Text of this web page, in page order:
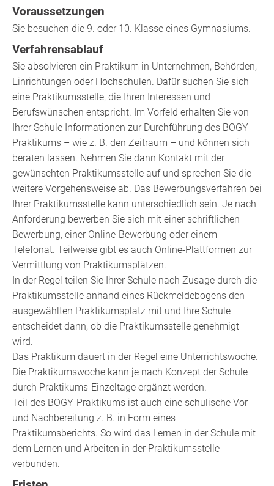
Voraussetzungen
Sie besuchen die 9. oder 10. Klasse eines Gymnasiums.
Verfahrensablauf
Sie absolvieren ein Praktikum in Unternehmen, Behörden,
Einrichtungen oder Hochschulen. Dafür suchen Sie sich
eine Praktikumsstelle, die Ihren Interessen und
Berufswünschen entspricht. Im Vorfeld erhalten Sie von
Ihrer Schule Informationen zur Durchführung des BOGY-
Praktikums – wie z. B. den Zeitraum – und können sich
beraten lassen. Nehmen Sie dann Kontakt mit der
gewünschten Praktikumsstelle auf und sprechen Sie die
weitere Vorgehensweise ab. Das Bewerbungsverfahren bei
Ihrer Praktikumsstelle kann unterschiedlich sein. Je nach
Anforderung bewerben Sie sich mit einer schriftlichen
Bewerbung, einer Online-Bewerbung oder einem
Telefonat. Teilweise gibt es auch Online-Plattformen zur
Vermittlung von Praktikumsplätzen.
In der Regel teilen Sie Ihrer Schule nach Zusage durch die
Praktikumsstelle anhand eines Rückmeldebogens den
ausgewählten Praktikumsplatz mit und Ihre Schule
entscheidet dann, ob die Praktikumsstelle genehmigt
wird.
Das Praktikum dauert in der Regel eine Unterrichtswoche.
Die Praktikumswoche kann je nach Konzept der Schule
durch Praktikums-Einzeltage ergänzt werden.
Teil des BOGY-Praktikums ist auch eine schulische Vor-
und Nachbereitung z. B. in Form eines
Praktikumsberichts. So wird das Lernen in der Schule mit
dem Lernen und Arbeiten in der Praktikumsstelle
verbunden.